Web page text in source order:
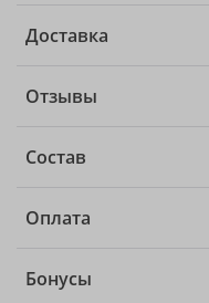
Доставка
Отзывы
Состав
Оплата
Бонусы